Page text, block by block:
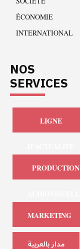
ÉCONOMIE
INTERNATIONAL
NOS
SERVICES
LIGNE
PRODUCTION
MARKETING
مدار بالعربية